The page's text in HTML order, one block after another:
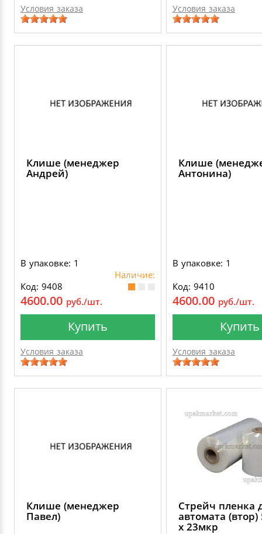
Условия заказа Условия заказа
Клише (менеджер
Андрей)
В упаковке: 1
Наличие:
Код: 9408
4600.00 руб./шт.
Купить
Условия заказа
Клише
Антонина)
В упаковке: 1
Код: 9410
4600.00 руб./шт.
Купить
Условия заказа
Клише (менеджер
Павел)
Стрейч пленка
автомата
х 23мкр